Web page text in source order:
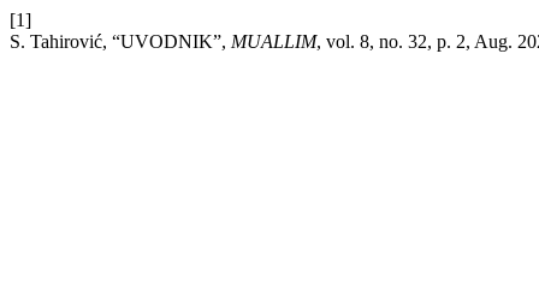
[1]
S. Tahirović, “UVODNIK”, MUALLIM, vol. 8, no. 32, p. 2, Aug.